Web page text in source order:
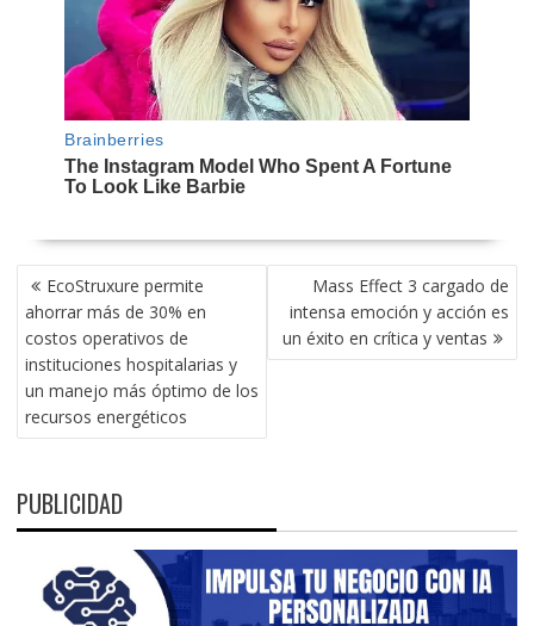
NAVEGACIÓN
DE
ENTRADAS
EcoStruxure permite
ahorrar más de 30% en
costos operativos de
instituciones hospitalarias y
un manejo más óptimo de los
recursos energéticos
Mass Effect 3 cargado de
intensa emoción y acción es
un éxito en crítica y ventas
PUBLICIDAD